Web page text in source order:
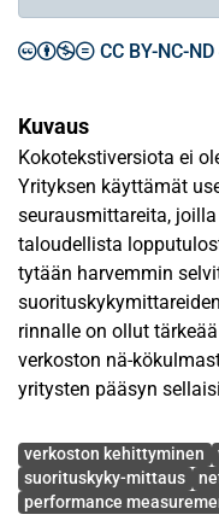
CC BY-NC-
Kuvaus
Kokotekstiversiota ei
Yrityksen käyttämät
seurausmittareita,
taloudellista
tytään harvemmin
rinnalle on ollut
verkoston nä-
yritysten pääsyn
mahdollisuutta pääs-
edunsaajia ja yritysten
yhteisistä eduista ja
Avainsanat
verkoston kehittyminen
suorituskyky-mittaus
performance